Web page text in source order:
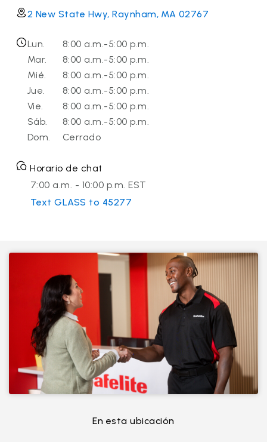
2 New State Hwy, Raynham, MA 02767
Lun.
8:00 a.m.-5:00 p.m.
Mar.
8:00 a.m.-5:00 p.m.
Mié.
8:00 a.m.-5:00 p.m.
Jue.
8:00 a.m.-5:00 p.m.
Vie.
8:00 a.m.-5:00 p.m.
Sáb.
8:00 a.m.-5:00 p.m.
Dom.
Cerrado
Horario de chat
7:00 a.m. - 10:00 p.m. EST
Text GLASS to 45277
En esta ubicación